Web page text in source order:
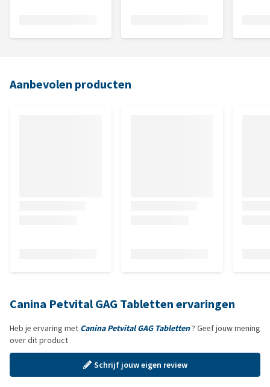
Aanbevolen producten
Canina Petvital GAG Tabletten ervaringen
Heb je ervaring met Canina Petvital GAG Tabletten? Geef jouw mening
over dit product
Schrijf jouw eigen review